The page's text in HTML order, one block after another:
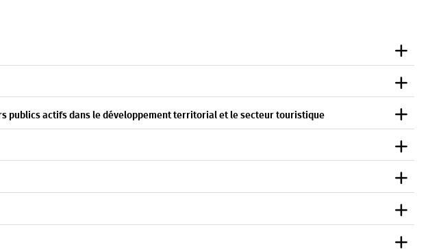
publics actifs dans le développement territorial et le secteur touristique